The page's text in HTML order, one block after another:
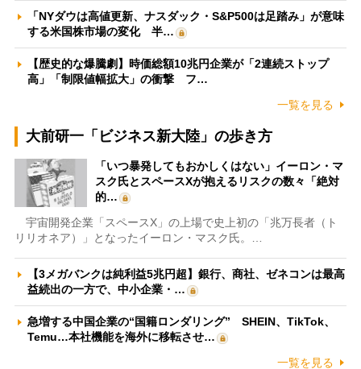
「NYダウは高値更新、ナスダック・S&P500は足踏み」が意味
する米国株市場の変化 半…
【歴史的な爆騰劇】時価総額10兆円企業が「2連続ストップ
高」「制限値幅拡大」の衝撃 フ…
一覧を見る
大前研一「ビジネス新大陸」の歩き方
「いつ暴発してもおかしくはない」イーロン・マ
スク氏とスペースXが抱えるリスクの数々「絶対
的…
宇宙開発企業「スペースX」の上場で史上初の「兆万長者（ト
リリオネア）」となったイーロン・マスク氏。…
【3メガバンクは純利益5兆円超】銀行、商社、ゼネコンは最高
益続出の一方で、中小企業・…
急増する中国企業の“国籍ロンダリング” SHEIN、TikTok、
Temu…本社機能を海外に移転させ…
一覧を見る